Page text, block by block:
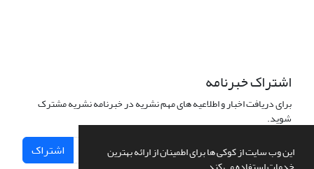
این وب سایت از کوکی ها برای اطمینان از ارائه بهترین
اشتراک خبرنامه
برای دریافت اخبار و اطلاعیه های مهم نشریه در خبرنامه نشریه مشترک
شوید.
اشتراک